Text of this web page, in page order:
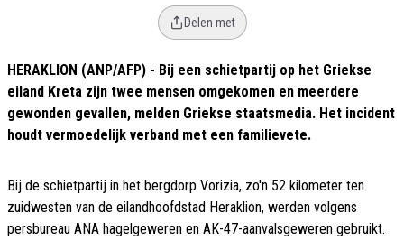
Delen met
HERAKLION (ANP/AFP) - Bij een schietpartij op het Griekse
eiland Kreta zijn twee mensen omgekomen en meerdere
gewonden gevallen, melden Griekse staatsmedia. Het incident
houdt vermoedelijk verband met een familievete.
Bij de schietpartij in het bergdorp Vorizia, zo'n 52 kilometer ten
zuidwesten van de eilandhoofdstad Heraklion, werden volgens
persbureau ANA hagelgeweren en AK-47-aanvalsgeweren gebruikt.